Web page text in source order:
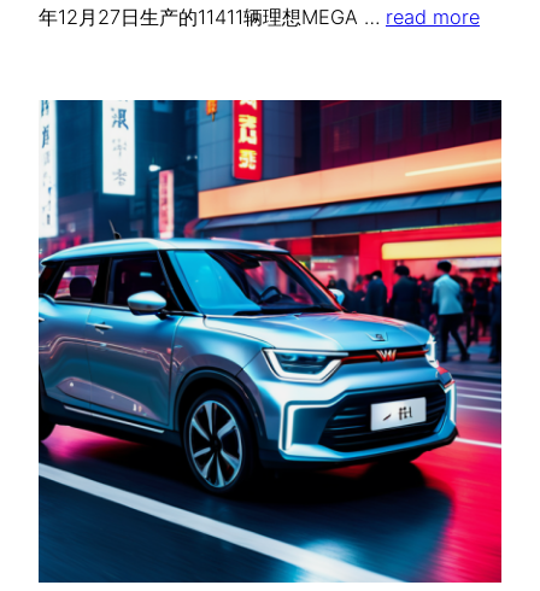
年12月27日生产的11411辆理想MEGA … read more